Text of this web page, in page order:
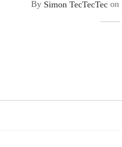
By Simon TecTecTec on